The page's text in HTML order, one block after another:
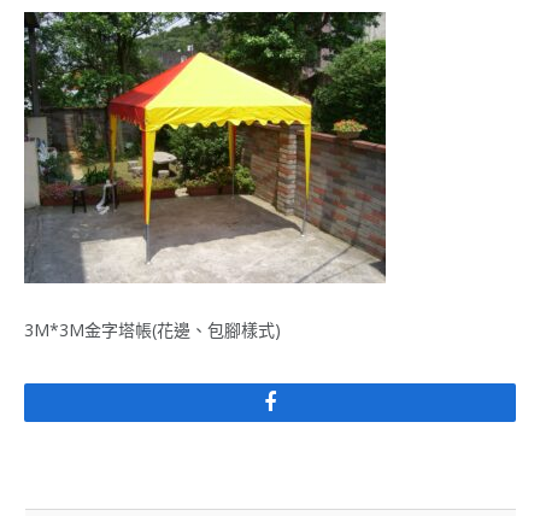
3M*3M金字塔帳(花邊、包腳樣式)
Facebook